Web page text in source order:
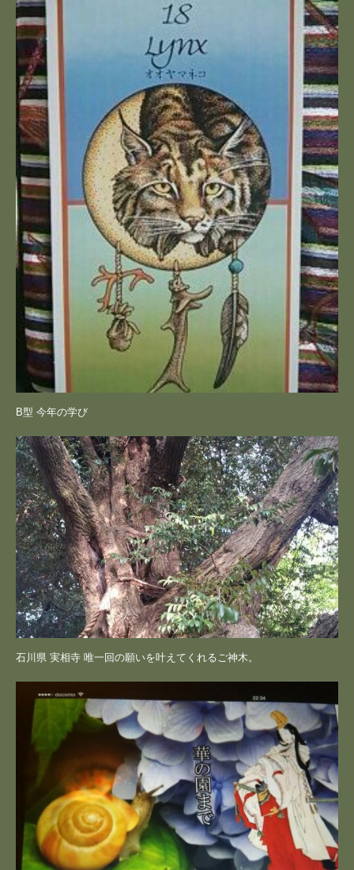
B型 今年の学び
石川県 実相寺 唯一回の願いを叶えてくれるご神木。